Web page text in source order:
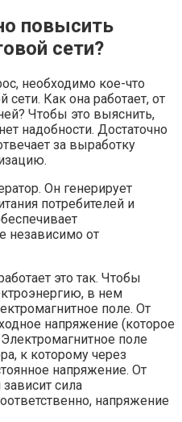
повысить
сети?
необходимо кое-что
сети. Как она работает, от
Чтобы это выяснить,
надобности. Достаточно
за выработку
Он генерирует
потребителей и
независимо от
это так. Чтобы
в нем
поле. От
напряжение (которое
поле
к которому через
напряжение. От
сила
напряжение